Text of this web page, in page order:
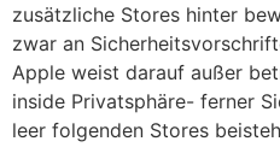
zusätzliche Stores hinter
zwar an
Apple weist darauf außer
inside Privatsphäre- ferner
leer folgenden Stores